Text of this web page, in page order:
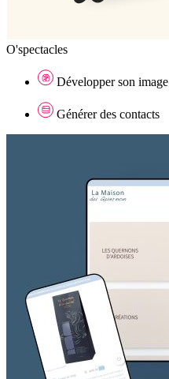
O'spectacles
Développer son image
Générer des contacts